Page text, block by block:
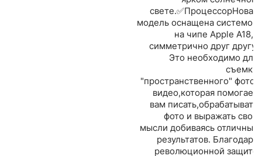
свете.✅ПроцессорНовая
модель оснащена системой
на чипе Apple A18,а
симметрично друг другу.
Это необходимо для
съемки
"пространственного" фото/
видео,которая помогает
вам писать,обрабатывать
фото и выражать свои
мысли добиваясь отличных
результатов. Благодаря
революционной защите